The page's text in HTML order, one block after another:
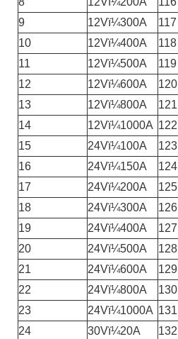
9
12Vï¼300A 117
10
12Vï¼400A 118
11
12Vï¼500A 119
12
12Vï¼600A 120
13
12Vï¼800A 121
14
12Vï¼1000A 122
15
24Vï¼100A 123
16
24Vï¼150A 124
17
24Vï¼200A 125
18
24Vï¼300A 126
19
24Vï¼400A 127
20
24Vï¼500A 128
21
24Vï¼600A 129
22
24Vï¼800A 130
23
24Vï¼1000A 131
24
30Vï¼20A 132